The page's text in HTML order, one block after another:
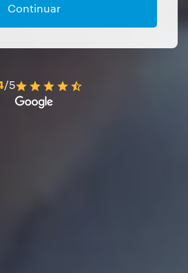
Continuar
/5